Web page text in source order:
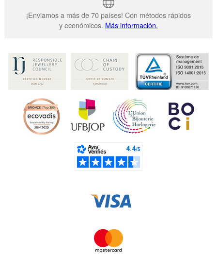
¡Enviamos a más de 70 países! Con métodos rápidos
y económicos. Más información.